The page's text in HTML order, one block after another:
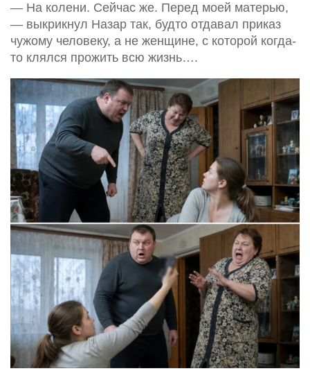
— На колени. Сейчас же. Перед моей матерью,
— выкрикнул Назар так, будто отдавал приказ
чужому человеку, а не женщине, с которой когда-
то клялся прожить всю жизнь….